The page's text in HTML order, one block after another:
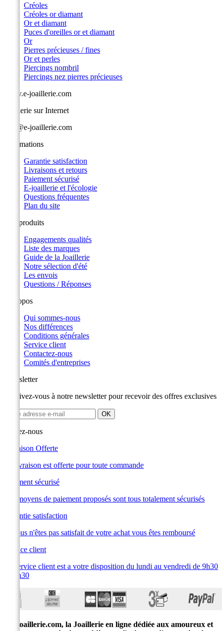
Créoles
Créoles or diamant
Or et diamant
Puces d'oreilles or et diamant
Or
Pierres précieuses / fines
Or et perles
Piercings nombril
Piercings nez pierres précieuses
www.e-joaillerie.com
Joaillerie sur Internet
info@e-joaillerie.com
Informations
Garantie satisfaction
Livraisons et retours
Paiement sécurisé
E-joaillerie et l'écologie
Questions fréquentes
Plan du site
Nos produits
Engagements qualités
Liste des marques
Guide de la Joaillerie
Notre sélection d'été
Les envois
Questions / Réponses
A propos
Qui sommes-nous
Nos différences
Conditions générales
Service client
Contactez-nous
Comités d'entreprises
Newsletter
Inscrivez-vous à notre newsletter pour recevoir des offres exclusives
Suivez-nous
Livraison Offerte
La livraison est offerte pour toute commande
Paiement sécurisé
Les moyens de paiement proposés sont tous totalement sécurisés
Garantie satisfaction
Si vous n'êtes pas satisfait de votre achat vous êtes remboursé
Service client
Le service client est a votre disposition du lundi au vendredi de 9h30
à 19h30
E-joaillerie.com, la Joaillerie en ligne dédiée aux amoureux et